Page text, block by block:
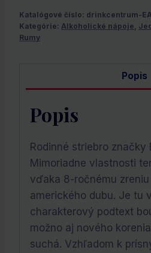
Katalógové číslo: drinkcentrum-
Kategórie: Alkoholické nápoje,
Rumy
Popis
Popis
Rodinné striebro značky
Mimoriadne vlastnosti
vďaka 8-ročnému
amerického dubu. Je tu
charakterový podtext
možno aj nového
suchá. Vzhľadom k